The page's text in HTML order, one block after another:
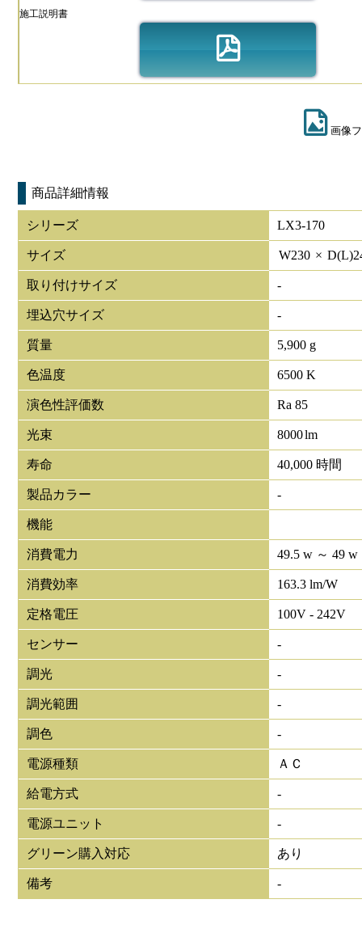
施工説明書
画像
商品詳細情報
シリーズ LX3-170
サイズ W230 × D(L)
取り付けサイズ -
埋込穴サイズ -
質量 5,900 g
色温度 6500 K
演色性評価数 Ra 85
光束 8000lm
寿命 40,000 時間
製品カラー -
機能
消費電力 49.5 w ～ 49 w
消費効率 163.3 lm/W
定格電圧 100V - 242V
センサー -
調光 -
調光範囲 -
調色 -
電源種類 ＡＣ
給電方式 -
電源ユニット -
グリーン購入対応 あり
備考 -